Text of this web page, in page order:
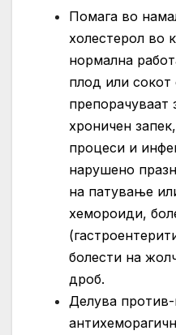
Помага во
холестерол во
нормална
плод или
препорачуваат
хроничен
процеси и
нарушено
на патување
хемороиди,
болести на
дроб.
Делува